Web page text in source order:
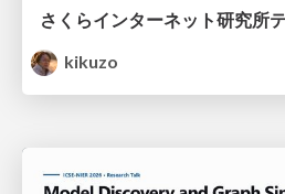
kikuzo